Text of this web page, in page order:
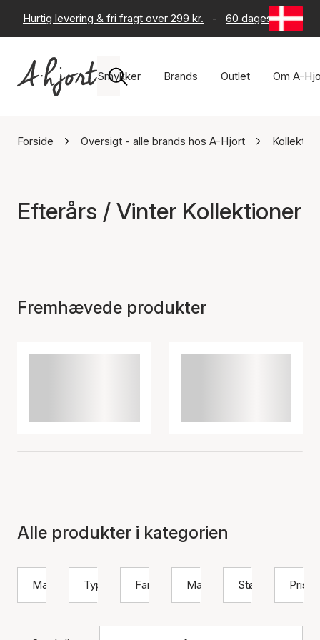
Hurtig levering & fri fragt over 299 kr. - 60 dages returret
Smykker Brands Outlet Om A-
Forside Oversigt - alle brands hos A-Hjort
Efterårs / Vinter Kollektioner
Fremhævede produkter
Alle produkter i kategorien
Mærke Type Farve Materiale Størrelse Pris